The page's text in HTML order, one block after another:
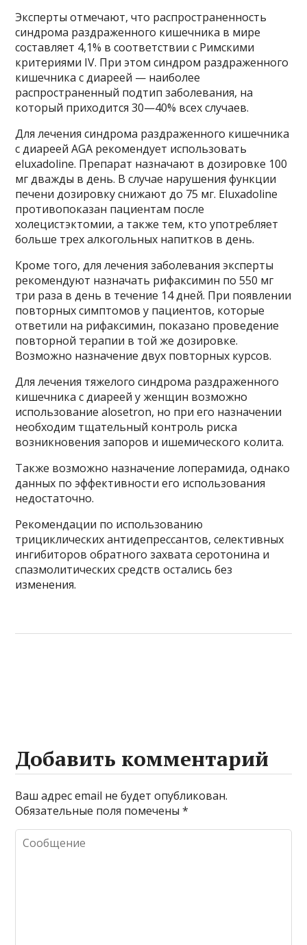
Эксперты отмечают, что распространенность
синдрома раздраженного кишечника в мире
составляет 4,1% в соответствии с Римскими
критериями IV. При этом синдром раздраженного
кишечника с диареей — наиболее
распространенный подтип заболевания, на
который приходится 30—40% всех случаев.
Для лечения синдрома раздраженного кишечника
с диареей AGA рекомендует использовать
eluxadoline. Препарат назначают в дозировке 100
мг дважды в день. В случае нарушения функции
печени дозировку снижают до 75 мг. Eluxadoline
противопоказан пациентам после
холецистэктомии, а также тем, кто употребляет
больше трех алкогольных напитков в день.
Кроме того, для лечения заболевания эксперты
рекомендуют назначать рифаксимин по 550 мг
три раза в день в течение 14 дней. При появлении
повторных симптомов у пациентов, которые
ответили на рифаксимин, показано проведение
повторной терапии в той же дозировке.
Возможно назначение двух повторных курсов.
Для лечения тяжелого синдрома раздраженного
кишечника с диареей у женщин возможно
использование alosetron, но при его назначении
необходим тщательный контроль риска
возникновения запоров и ишемического колита.
Также возможно назначение лоперамида, однако
данных по эффективности его использования
недостаточно.
Рекомендации по использованию
трициклических антидепрессантов, селективных
ингибиторов обратного захвата серотонина и
спазмолитических средств остались без
изменения.
Добавить комментарий
Ваш адрес email не будет опубликован.
Обязательные поля помечены*